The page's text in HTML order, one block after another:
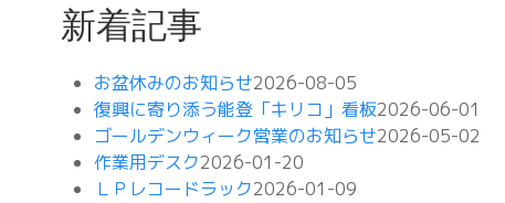
新着記事
お盆休みのお知らせ2026-08-05
復興に寄り添う能登「キリコ」看板2026-06-01
ゴールデンウィーク営業のお知らせ2026-05-02
作業用デスク2026-01-20
ＬＰレコードラック2026-01-09